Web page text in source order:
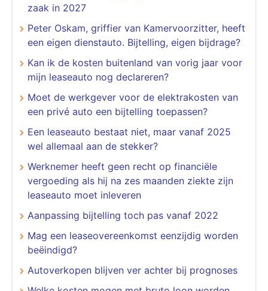
zaak in 2027
Peter Oskam, griffier van Kamervoorzitter, heeft
een eigen dienstauto. Bijtelling, eigen bijdrage?
Kan ik de kosten buitenland van vorig jaar voor
mijn leaseauto nog declareren?
Moet de werkgever voor de elektrakosten van
een privé auto een bijtelling toepassen?
Een leaseauto bestaat niet, maar vanaf 2025
wel allemaal aan de stekker?
Werknemer heeft geen recht op financiële
vergoeding als hij na zes maanden ziekte zijn
leaseauto moet inleveren
Aanpassing bijtelling toch pas vanaf 2022
Mag een leaseovereenkomst eenzijdig worden
beëindigd?
Autoverkopen blijven ver achter bij prognoses